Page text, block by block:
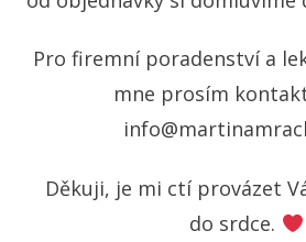
Pro firemní poradenství a
mne prosím
Děkuji, je mi ctí provázet
do srdce.